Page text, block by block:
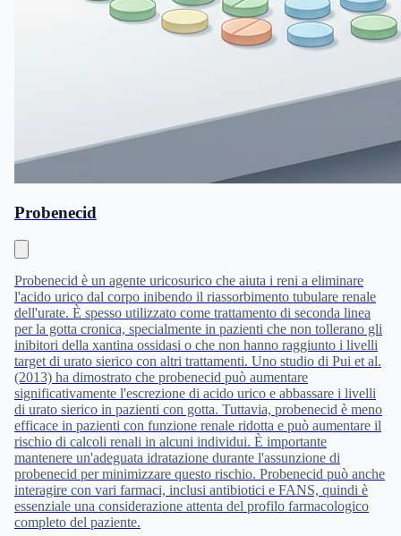
Probenecid
Probenecid è un agente uricosurico che aiuta i reni a eliminare
l'acido urico dal corpo inibendo il riassorbimento tubulare renale
dell'urate. È spesso utilizzato come trattamento di seconda linea
per la gotta cronica, specialmente in pazienti che non tollerano gli
inibitori della xantina ossidasi o che non hanno raggiunto i livelli
target di urato sierico con altri trattamenti. Uno studio di Pui et al.
(2013) ha dimostrato che probenecid può aumentare
significativamente l'escrezione di acido urico e abbassare i livelli
di urato sierico in pazienti con gotta. Tuttavia, probenecid è meno
efficace in pazienti con funzione renale ridotta e può aumentare il
rischio di calcoli renali in alcuni individui. È importante
mantenere un'adeguata idratazione durante l'assunzione di
probenecid per minimizzare questo rischio. Probenecid può anche
interagire con vari farmaci, inclusi antibiotici e FANS, quindi è
essenziale una considerazione attenta del profilo farmacologico
completo del paziente.